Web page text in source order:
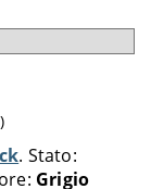
Stato:
Grigio